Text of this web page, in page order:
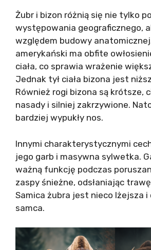
Żubr i bizon różnią się nie tylko
występowania geograficznego,
względem budowy
amerykański ma obfite
ciała, co sprawia wrażenie
Jednak tył ciała bizona jest
Również rogi bizona są krótsze,
nasady i silniej zakrzywione.
bardziej wypukły nos.
Innymi charakterystycznymi
jego garb i masywna sylwetka.
ważną funkcję podczas
zaspy śnieżne, odsłaniając
Samica żubra jest nieco lżejsza i
samca.